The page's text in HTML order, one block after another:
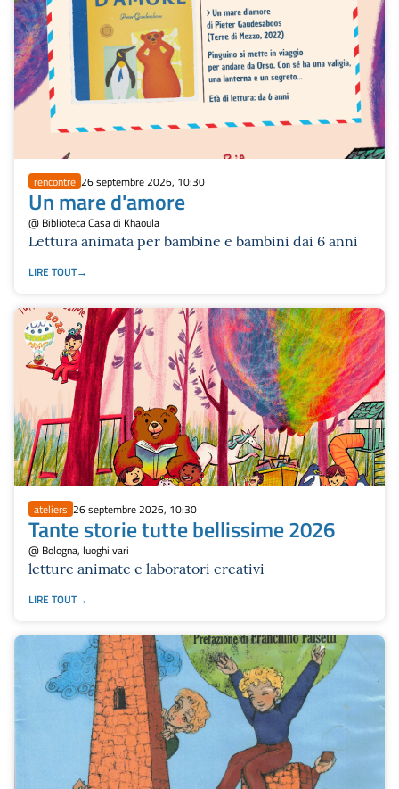
rencontre 26 septembre 2026, 10:30
Un mare d'amore
@ Biblioteca Casa di Khaoula
Lettura animata per bambine e bambini dai 6 anni
LIRE TOUT
ateliers 26 septembre 2026, 10:30
Tante storie tutte bellissime 2026
@ Bologna, luoghi vari
letture animate e laboratori creativi
LIRE TOUT